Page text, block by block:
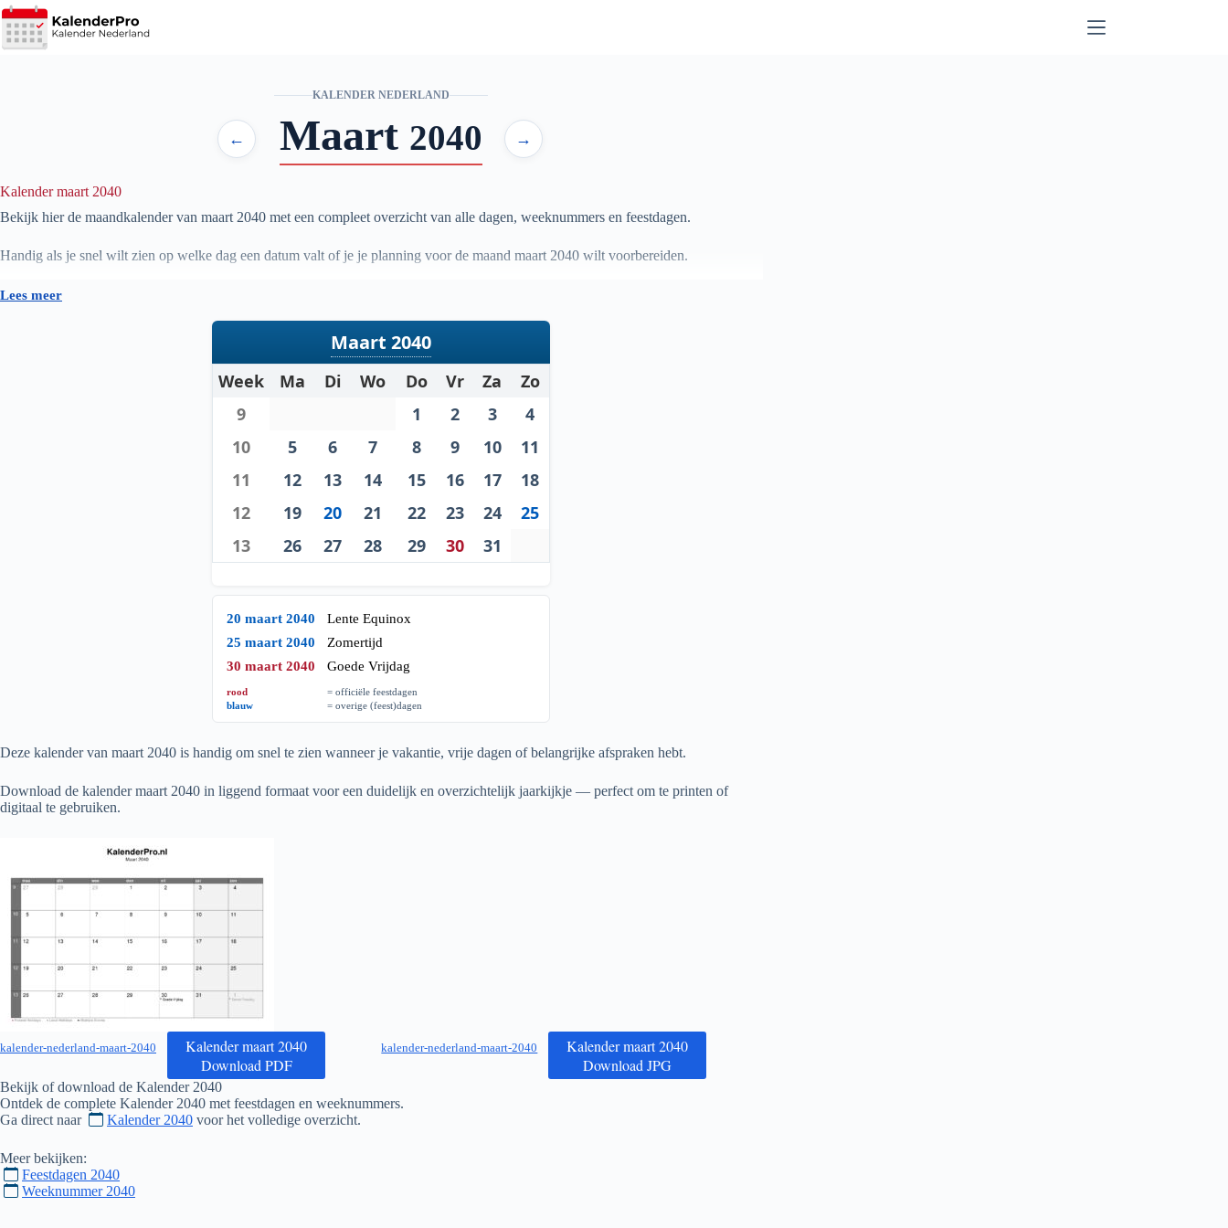
Ga
naar
de
KALENDER NEDERLAND
← Maart 2040 →
Kalender maart 2040
Bekijk hier de maandkalender van maart 2040 met een compleet overzicht van alle dagen, weeknummers en feestdagen.
Handig als je snel wilt zien op welke dag een datum valt of je je planning voor de maand maart 2040 wilt voorbereiden.
Lees meer
Maart 2040
Week Ma Di Wo Do Vr Za
Zo
9
1 2 3
4
10
5 6 7 8 9 10
11
11
12 13 14 15 16 17
18
12
19 20 21 22 23 24
25
13
26 27 28 29 30 31
20 maart 2040
Lente Equinox
25 maart 2040
Zomertijd
30 maart 2040
Goede Vrijdag
rood
= officiële feestdagen
blauw
= overige (feest)dagen
Deze kalender van maart 2040 is handig om snel te zien wanneer je vakantie, vrije dagen of belangrijke afspraken hebt.
Download de kalender maart 2040 in liggend formaat voor een duidelijk en overzichtelijk jaarkijkje — perfect om te printen of
digitaal te gebruiken.
kalender-nederland-maart-2040
Kalender maart 2040
Download PDF
kalender-nederland-maart-2040
Kalender maart 2040
Download JPG
Bekijk of download de Kalender 2040
Ontdek de complete Kalender 2040 met feestdagen en weeknummers.
Ga direct naar
Kalender 2040 voor het volledige overzicht.
Meer bekijken:
Feestdagen 2040
Weeknummer 2040